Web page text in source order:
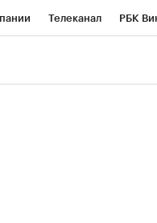
Телеканал РБК